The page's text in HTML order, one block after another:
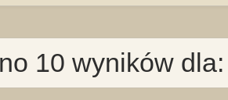
10 wyników